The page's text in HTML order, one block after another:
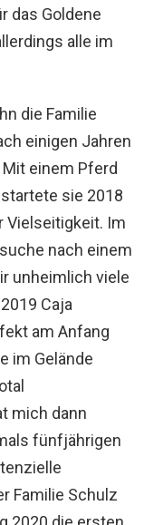
das Goldene
alle im
die Familie
einigen Jahren
einem Pferd
sie 2018
Vielseitigkeit. Im
nach einem
unheimlich viele
Caja
am Anfang
im Gelände
mich dann
fünfjährigen
Familie Schulz